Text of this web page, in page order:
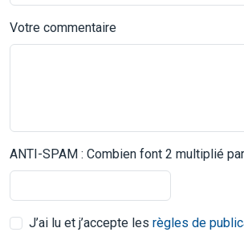
Votre commentaire
ANTI-SPAM : Combien font 2 multiplié
J’ai lu et j’accepte les règles de